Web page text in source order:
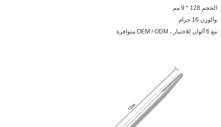
الحجم 128 * 9 مم
والوزن 16 جرام
مع 6 ألوان للاختيار ، OEM / ODM متوافرة